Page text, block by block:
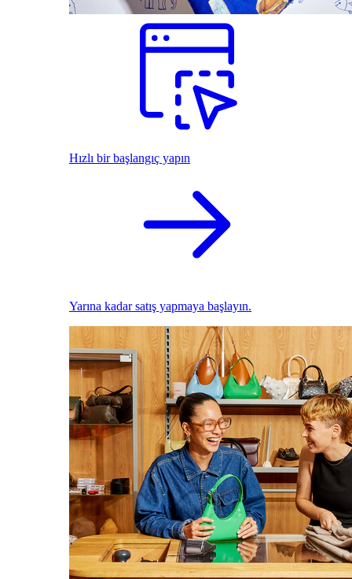
Hızlı bir başlangıç yapın
Yarına kadar satış yapmaya başlayın.